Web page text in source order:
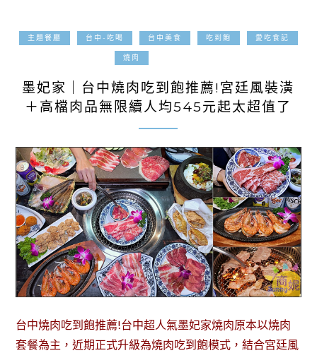
主題餐廳 台中-吃喝 台中美食 吃到飽 愛吃食記
燒肉
墨妃家｜台中燒肉吃到飽推薦!宮廷風裝潢
＋高檔肉品無限續人均545元起太超值了
台中燒肉吃到飽推薦!台中超人氣墨妃家燒肉原本以燒肉
套餐為主，近期正式升級為燒肉吃到飽模式，結合宮廷風